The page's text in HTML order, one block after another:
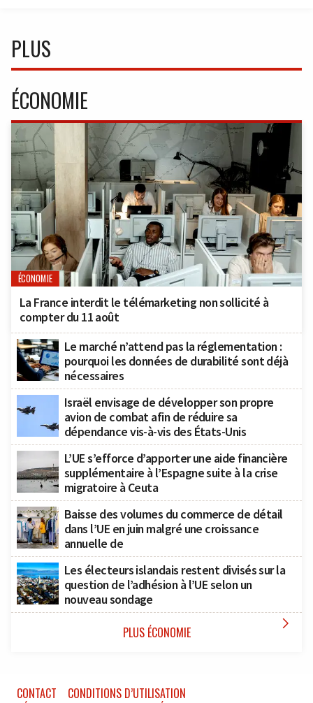
PLUS
ÉCONOMIE
ÉCONOMIE
La France interdit le télémarketing non sollicité à
compter du 11 août
Le marché n’attend pas la réglementation :
pourquoi les données de durabilité sont déjà
nécessaires
Israël envisage de développer son propre
avion de combat afin de réduire sa
dépendance vis-à-vis des États-Unis
L’UE s’efforce d’apporter une aide financière
supplémentaire à l’Espagne suite à la crise
migratoire à Ceuta
Baisse des volumes du commerce de détail
dans l’UE en juin malgré une croissance
annuelle de
Les électeurs islandais restent divisés sur la
question de l’adhésion à l’UE selon un
nouveau sondage
PLUS ÉCONOMIE 
CONTACT
CONDITIONS D’UTILISATION